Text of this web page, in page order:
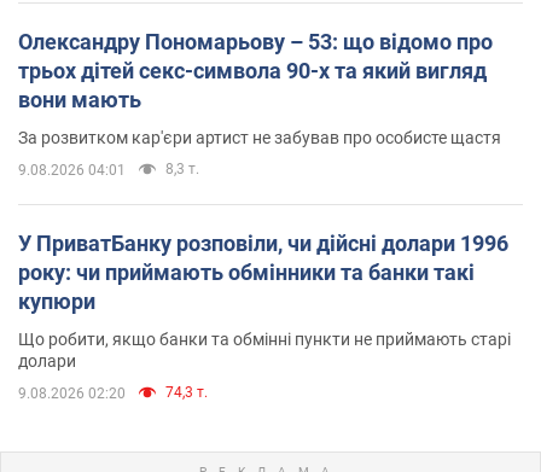
Олександру Пономарьову – 53: що відомо про
трьох дітей секс-символа 90-х та який вигляд
вони мають
За розвитком кар'єри артист не забував про особисте щастя
9.08.2026 04:01 8,3 т.
У ПриватБанку розповіли, чи дійсні долари 1996
року: чи приймають обмінники та банки такі
купюри
Що робити, якщо банки та обмінні пункти не приймають старі
долари
9.08.2026 02:20 74,3 т.